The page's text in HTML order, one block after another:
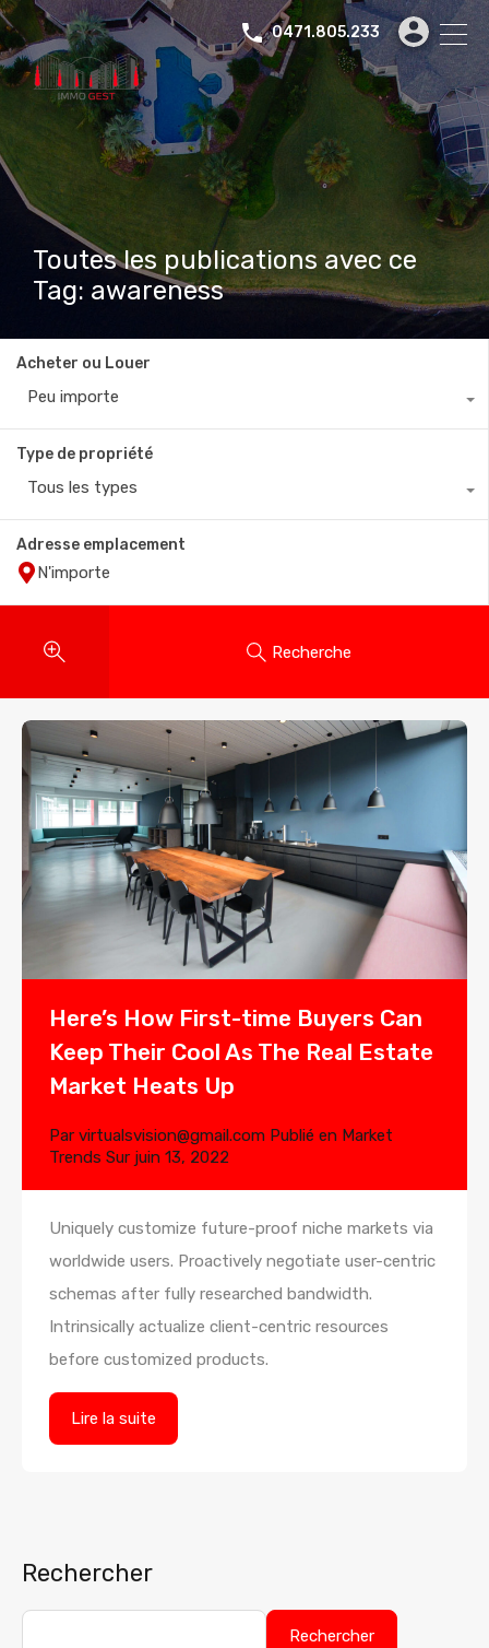
0471.805.233
Toutes les publications avec ce
Tag: awareness
Acheter ou Louer
Peu importe
Type de propriété
Tous les types
Adresse emplacement
Recherche
Here’s How First-time Buyers Can
Keep Their Cool As The Real Estate
Market Heats Up
Par virtualsvision@gmail.com Publié en Market
Trends Sur juin 13, 2022
Uniquely customize future-proof niche markets via
worldwide users. Proactively negotiate user-centric
schemas after fully researched bandwidth.
Intrinsically actualize client-centric resources
before customized products.
Lire la suite
Rechercher
Rechercher